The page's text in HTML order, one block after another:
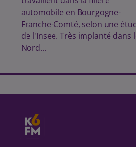
automobile en Bourgogne-
Franche-Comté, selon une
de l'Insee. Très implanté dans
Nord...